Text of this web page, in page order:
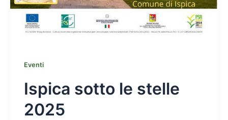
Eventi
Ispica sotto le stelle
2025